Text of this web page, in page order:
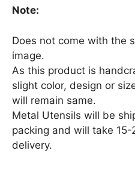
Note:
Does not come with the
image.
As this product is
slight color, design or
will remain same.
Metal Utensils will be
packing and will take
delivery.